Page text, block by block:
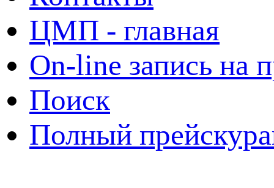
ЦМП - главная
On-line запись на
Поиск
Полный